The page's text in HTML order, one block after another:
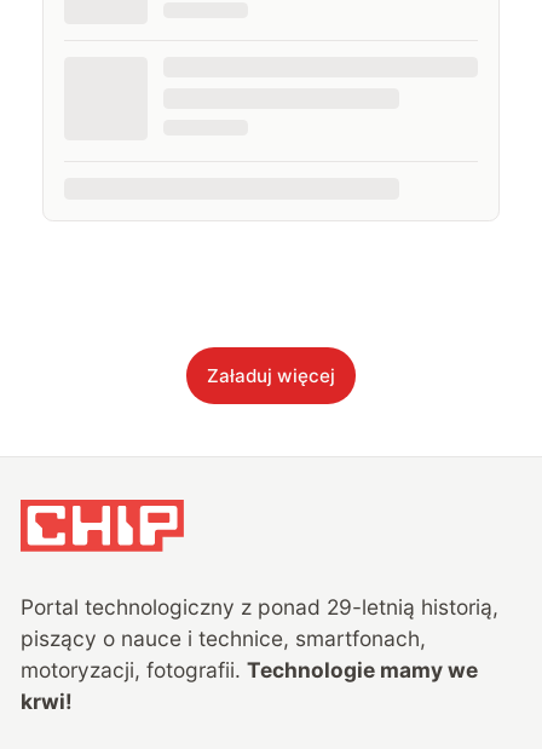
Załaduj więcej
Portal technologiczny z ponad 29-letnią historią,
piszący o nauce i technice, smartfonach,
motoryzacji, fotografii. Technologie mamy we
krwi!